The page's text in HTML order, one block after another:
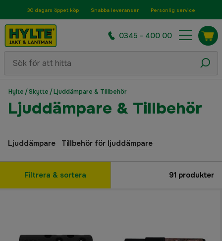
30 dagars öppet köp Snabba leveranser Personlig service
0345 - 400 00
Hylte /Skytte /Ljuddämpare & Tillbehör
Ljuddämpare & Tillbehör
Ljuddämpare Tillbehör för ljuddämpare
Filtrera & sortera 91 produkter